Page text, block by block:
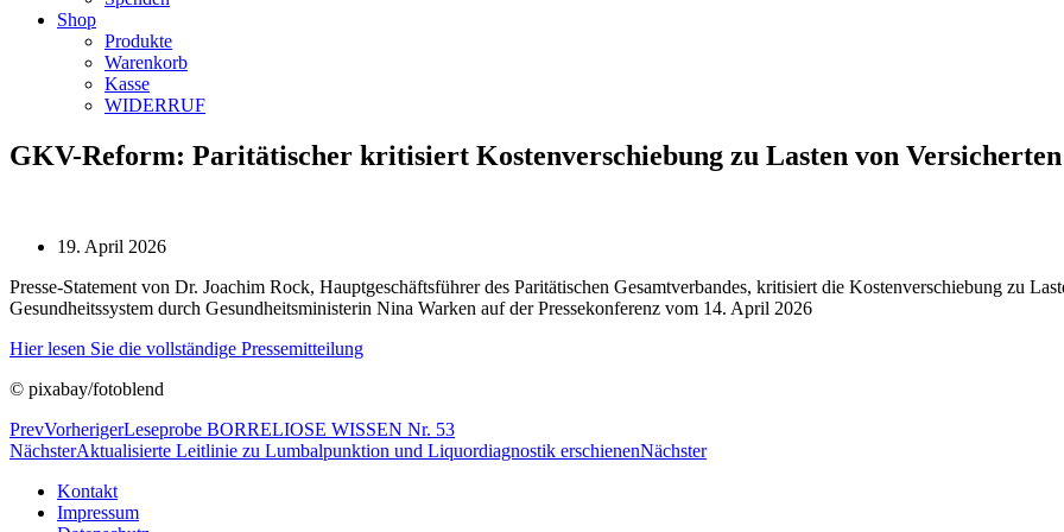
Shop
Produkte
Warenkorb
Kasse
WIDERRUF
GKV-Reform: Paritätischer kritisiert Kostenverschiebung zu Lasten von Versicherten
19. April 2026
Presse-Statement von Dr. Joachim Rock, Hauptgeschäftsführer des Paritätischen Gesamtverbandes, kritisiert die Kostenverschiebung zu
Gesundheitssystem durch Gesundheitsministerin Nina Warken auf der Pressekonferenz vom 14. April 2026
Hier lesen Sie die vollständige Pressemitteilung
© pixabay/fotoblend
PrevVorherigerLeseprobe BORRELIOSE WISSEN Nr. 53
NächsterAktualisierte Leitlinie zu Lumbalpunktion und Liquordiagnostik erschienenNächster
Kontakt
Impressum